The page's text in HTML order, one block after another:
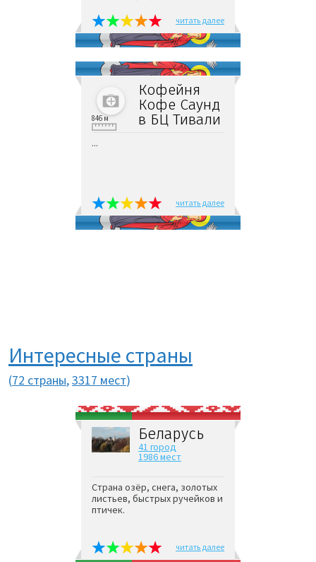
читать далее
Кофейня
Кофе Саунд
в БЦ Тивали
846 м
...
читать далее
Интересные страны
(72 страны,3317 мест)
Беларусь
41 город
1986 мест
Страна озёр, снега, золотых
листьев, быстрых ручейков и
птичек.
читать далее